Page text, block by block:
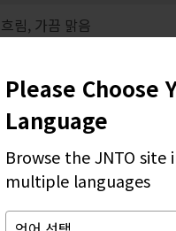
Please Choose
Language
Browse the JNTO site
multiple languages
흐림, 가끔 맑음
월간 동